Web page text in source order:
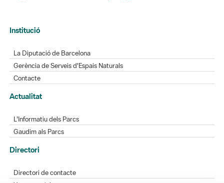
Institució
La Diputació de Barcelona
Gerència de Serveis d'Espais Naturals
Contacte
Actualitat
L'Informatiu dels Parcs
Gaudim als Parcs
Directori
Directori de contacte